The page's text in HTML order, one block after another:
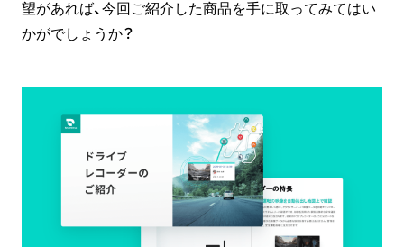
望があれば、今回ご紹介した商品を手に取ってみてはい
かがでしょうか？